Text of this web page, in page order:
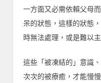
一方面又必需依賴父母
呆的狀態，這樣的狀態
時無法處理，或是難以
這些「被凍結的」意識
次次的被療癒，才能慢